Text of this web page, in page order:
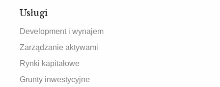
Usługi
Development i wynajem
Zarządzanie aktywami
Rynki kapitałowe
Grunty inwestycyjne